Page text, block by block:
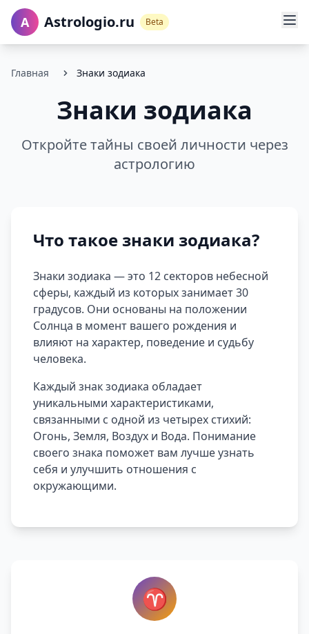
A Astrologio.ru Beta
Главная Знаки зодиака
Знаки зодиака
Откройте тайны своей личности через
астрологию
Что такое знаки зодиака?
Знаки зодиака — это 12 секторов небесной
сферы, каждый из которых занимает 30
градусов. Они основаны на положении
Солнца в момент вашего рождения и
влияют на характер, поведение и судьбу
человека.
Каждый знак зодиака обладает
уникальными характеристиками,
связанными с одной из четырех стихий:
Огонь, Земля, Воздух и Вода. Понимание
своего знака поможет вам лучше узнать
себя и улучшить отношения с
окружающими.
♈